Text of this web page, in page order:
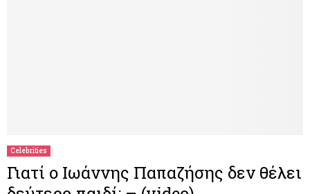
Celebrities
Γιατί o Ιωάννης Παπαζήσης δεν θέλει